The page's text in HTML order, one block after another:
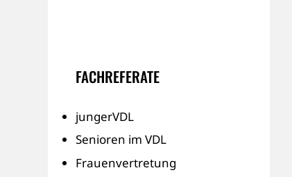
FACHREFERATE
jungerVDL
Senioren im VDL
Frauenvertretung